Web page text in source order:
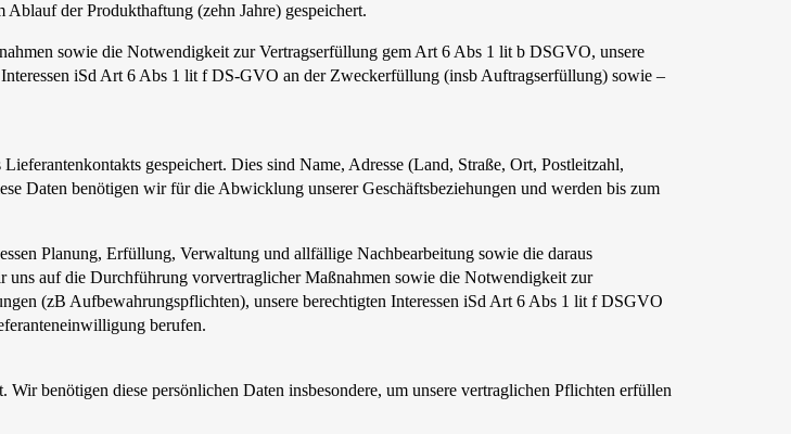
der Produkthaftung (zehn Jahre) gespeichert.
sowie die Notwendigkeit zur Vertragserfüllung gem Art 6 Abs 1 lit b DSGVO, unsere
iSd Art 6 Abs 1 lit f DS-GVO an der Zweckerfüllung (insb Auftragserfüllung) sowie –
gespeichert. Dies sind Name, Adresse (Land, Straße, Ort, Postleitzahl,
Daten benötigen wir für die Abwicklung unserer Geschäftsbeziehungen und werden bis zum
Planung, Erfüllung, Verwaltung und allfällige Nachbearbeitung sowie die daraus
uns auf die Durchführung vorvertraglicher Maßnahmen sowie die Notwendigkeit zur
(zB Aufbewahrungspflichten), unsere berechtigten Interessen iSd Art 6 Abs 1 lit f DSGVO
berufen.
benötigen diese persönlichen Daten insbesondere, um unsere vertraglichen Pflichten erfüllen